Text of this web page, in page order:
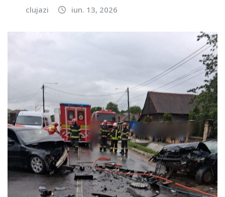
clujazi iun. 13, 2026